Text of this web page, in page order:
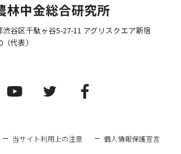
林中金総合研究所
渋谷区千駄ヶ谷5-27-11 アグリスクエア新宿
（代表）
当サイト利用上の注意 個人情報保護宣言